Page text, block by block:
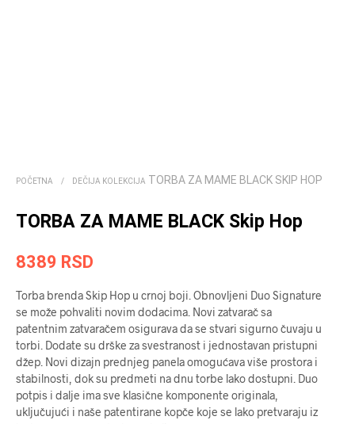
POČETNA / DEČIJA KOLEKCIJA TORBA ZA MAME BLACK SKIP HOP
TORBA ZA MAME BLACK Skip Hop
8389 RSD
Torba brenda Skip Hop u crnoj boji. Obnovljeni Duo Signature
se može pohvaliti novim dodacima. Novi zatvarač sa
patentnim zatvaračem osigurava da se stvari sigurno čuvaju u
torbi. Dodate su drške za svestranost i jednostavan pristupni
džep. Novi dizajn prednjeg panela omogućava više prostora i
stabilnosti, dok su predmeti na dnu torbe lako dostupni. Duo
potpis i dalje ima sve klasične komponente originala,
uključujući i naše patentirane kopče koje se lako pretvaraju iz